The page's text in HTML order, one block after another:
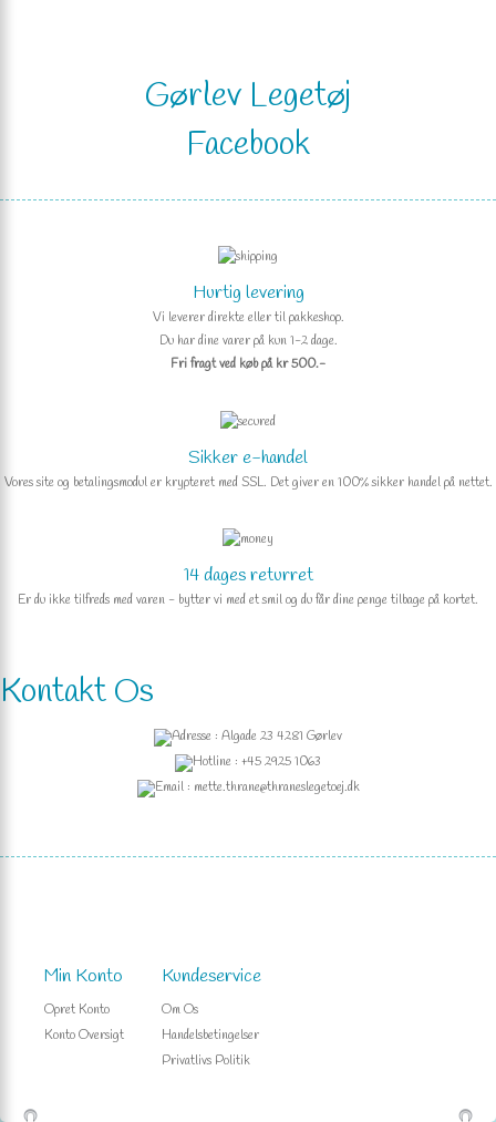
Gørlev Legetøj
Facebook
Hurtig levering
Vi leverer direkte eller til pakkeshop.
Du har dine varer på kun 1-2 dage.
Fri fragt ved køb på kr 500.-
Sikker e-handel
Vores site og betalingsmodul er krypteret med SSL. Det giver en 100% sikker handel på nettet.
14 dages returret
Er du ikke tilfreds med varen - bytter vi med et smil og du får dine penge tilbage på kortet.
Kontakt Os
Adresse : Algade 23 4281 Gørlev
Hotline : +45 2925 1063
Email : mette.thrane@thraneslegetoej.dk
Min Konto
Opret Konto
Konto Oversigt
Kundeservice
Om Os
Handelsbetingelser
Privatlivs Politik